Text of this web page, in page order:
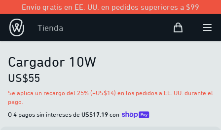
Envío gratis en EE. UU. en pedidos superiores a $99
Tienda Bolsa de
Open
Cargador 10W
US$55
Se aplica un recargo del 25% (+US$14) en los pedidos a EE. UU. durante el
pago.
O 4 pagos sin intereses de US$17.19con